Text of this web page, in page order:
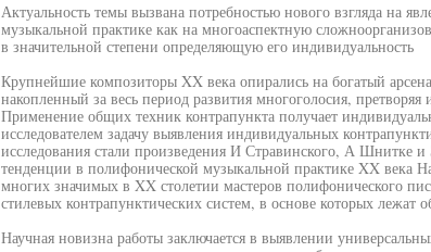
Актуальность темы вызвана потребностью нового взгляда на
музыкальной практике как на многоаспектную
в значительной степени определяющую его индивидуальность
Крупнейшие композиторы XX века опирались на богатый
накопленный за весь период развития многоголосия,
Применение общих техник контрапункта получает
исследователем задачу выявления индивидуальных
исследования стали произведения И Стравинского, А Шнитке
тенденции в полифонической музыкальной практике XX века
многих значимых в XX столетии мастеров полифонического
стилевых контрапунктических систем, в основе которых
Научная новизна работы заключается в выявлении